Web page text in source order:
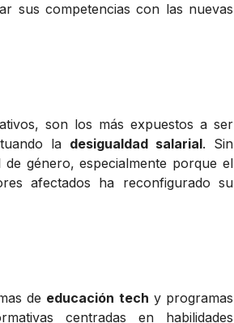
sus competencias con las nuevas
son los más expuestos a ser
la desigualdad salarial. Sin
género, especialmente porque el
afectados ha reconfigurado su
de educación tech y programas
centradas en habilidades